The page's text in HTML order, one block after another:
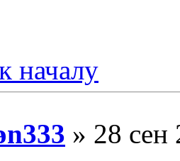
началу
» 28 сен